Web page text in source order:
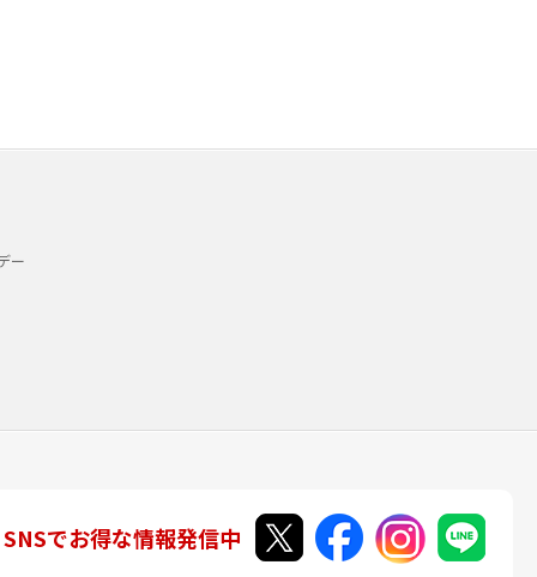
ー
SNSでお得な情報発信中